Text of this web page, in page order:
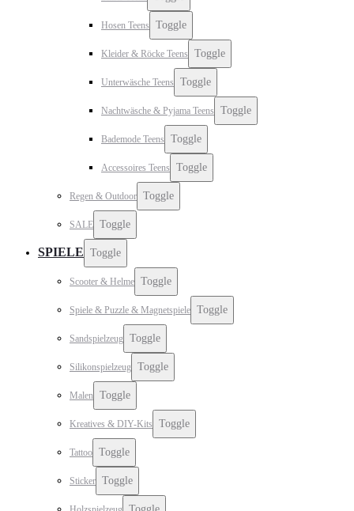
Hosen Teens Toggle
Kleider & Röcke Teens Toggle
Unterwäsche Teens Toggle
Nachtwäsche & Pyjama Teens Toggle
Bademode Teens Toggle
Accessoires Teens Toggle
Regen & Outdoor Toggle
SALE Toggle
SPIELE Toggle
Scooter & Helme Toggle
Spiele & Puzzle & Magnetspiele Toggle
Sandspielzeug Toggle
Silikonspielzeug Toggle
Malen Toggle
Kreatives & DIY-Kits Toggle
Tattoo Toggle
Sticker Toggle